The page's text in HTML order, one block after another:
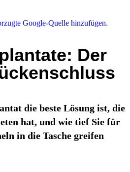
Google-Quelle hinzufügen.
Der
die beste Lösung ist, die
hat, und wie tief Sie für
in die Tasche greifen